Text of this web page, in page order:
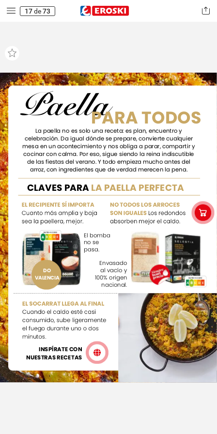
17de73
La paella no essolo una receta: esplan, encuentro y
celebración. Da igual dóndese prepare,conviertecualquier
mesa en un acontecimientoy nosobliga a parar,compartiry
cocinar con calma. Poreso,sigue siendo la reina indiscutible
delasfiestasdel verano.Ytodo empieza mucho antesdel
arroz,con ingredientesque deverdad merecenla pena.
EL RECIPIENTE SÍIMPORTA
Cuanto más amplia y baja
sea la paellera,mejor.
NOTODOSLOSARROCES
SONIGUALESLos redondos
absorben mejor el caldo.
ELSOCARRATLLEGAALFINAL
Cuando el caldoesté casi
consumido, sube ligeramente
elfuego durante uno o dos
minutos.
PaellaPARATODOS
El bomba
no se
pasa.
Envasado
al vacío y
100% origen
nacional.
CLAVES PARALAPAELLAPERFECTA
A B D E
C
NUTRI-SCORE
A
INSPÍRATECON
NUESTRASRECETAS
A B D E
C
NUTRI-SCORE
B
DO
VALENCIA